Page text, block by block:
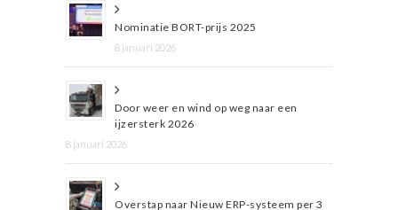
Nominatie BORT-prijs 2025
8 januari 2026
Door weer en wind op weg naar een
ijzersterk 2026
8 januari 2026
Overstap naar Nieuw ERP-systeem per 3